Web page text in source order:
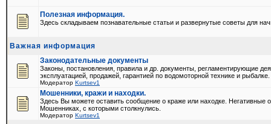
Полезная информация.
Здесь складываем познавательные статьи и развернутые советы для
Важная информация
Законодательные документы
Законы, постановления, правила и др. документы, регламентирующие
эксплуатацией, продажей, гарантией по водомоторной технике и рыбалке.
Модератор Kurtsev1
Мошенники, кражи и находки.
Здесь Вы можете оставить сообщение о краже или находке. Негативные
Мошенниках, с которыми столкнулись.
Модератор Kurtsev1